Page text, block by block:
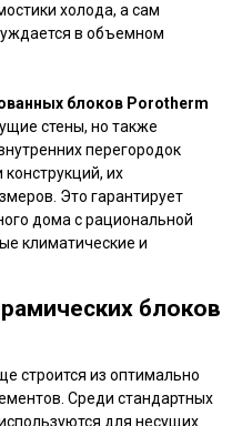
холода, а сам
в объемном
блоков Porotherm
стены, но также
перегородок
их
Это гарантирует
дома с рациональной
климатические и
блоков
строится из оптимально
Среди стандартных
для несущих